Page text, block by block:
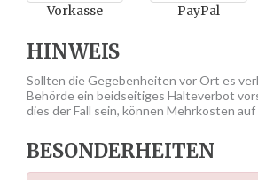
Vorkasse PayPal
HINWEIS
Sollten die Gegebenheiten vor Ort es
Behörde ein beidseitiges Halteverbot
dies der Fall sein, können Mehrkosten auf
BESONDERHEITEN